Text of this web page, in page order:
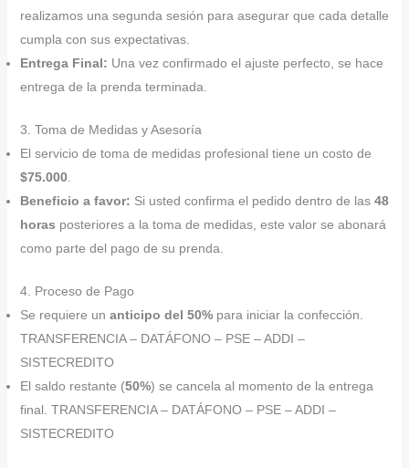
realizamos una segunda sesión para asegurar que cada detalle
cumpla con sus expectativas.
Entrega Final: Una vez confirmado el ajuste perfecto, se hace
entrega de la prenda terminada.
3. Toma de Medidas y Asesoría
El servicio de toma de medidas profesional tiene un costo de
$75.000.
Beneficio a favor: Si usted confirma el pedido dentro de las 48
horas posteriores a la toma de medidas, este valor se abonará
como parte del pago de su prenda.
4. Proceso de Pago
Se requiere un anticipo del 50%para iniciar la confección.
TRANSFERENCIA – DATÁFONO – PSE – ADDI –
SISTECREDITO
El saldo restante (50%) se cancela al momento de la entrega
final. TRANSFERENCIA – DATÁFONO – PSE – ADDI –
SISTECREDITO